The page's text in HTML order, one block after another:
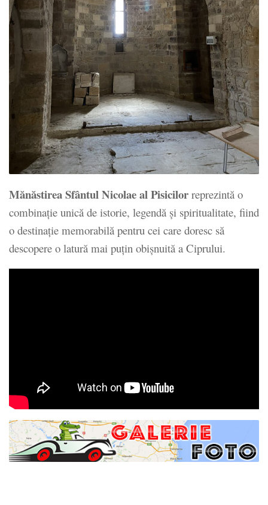
Mănăstirea Sfântul Nicolae al Pisicilor reprezintă o
combinație unică de istorie, legendă și spiritualitate, fiind
o destinație memorabilă pentru cei care doresc să
descopere o latură mai puțin obișnuită a Ciprului.